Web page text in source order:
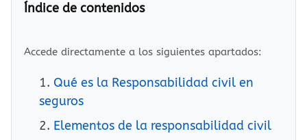
Índice de contenidos
Accede directamente a los siguientes apartados:
Qué es la Responsabilidad civil en
seguros
Elementos de la responsabilidad civil